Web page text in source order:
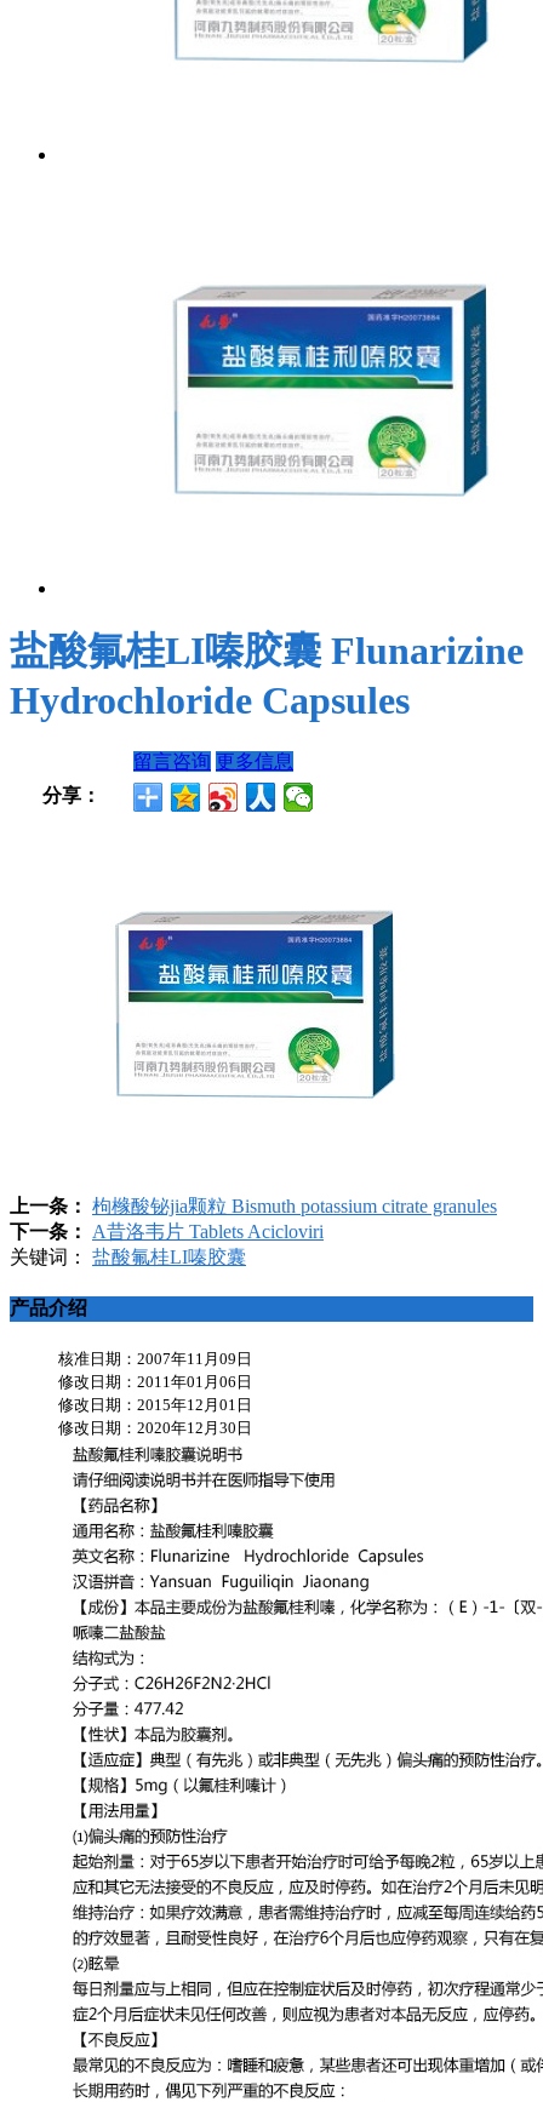
盐酸氟桂LI嗪胶囊 Flunarizine
Hydrochloride Capsules
留言咨询 更多信息
分享：
上一条： 枸橼酸铋jia颗粒 Bismuth potassium citrate granules
下一条：
A昔洛韦片 Tablets Acicloviri
关键词： 盐酸氟桂LI嗪胶囊
产品介绍
核准日期：2007年11月09日
修改日期：2011年01月06日
修改日期：2015年12月01日
修改日期：2020年12月30日